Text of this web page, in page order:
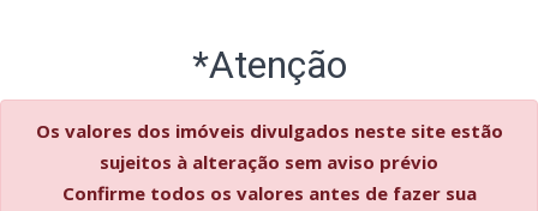
*Atenção
Os valores dos imóveis divulgados neste site estão
sujeitos à alteração sem aviso prévio
Confirme todos os valores antes de fazer sua